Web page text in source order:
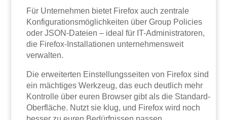
Für Unternehmen bietet Firefox auch zentrale
Konfigurationsmöglichkeiten über Group Policies
oder JSON-Dateien – ideal für IT-Administratoren,
die Firefox-Installationen unternehmensweit
verwalten.
Die erweiterten Einstellungsseiten von Firefox sind
ein mächtiges Werkzeug, das euch deutlich mehr
Kontrolle über euren Browser gibt als die Standard-
Oberfläche. Nutzt sie klug, und Firefox wird noch